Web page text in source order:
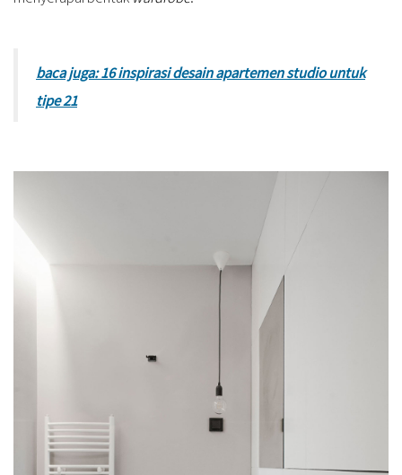
baca juga: 16 inspirasi desain apartemen studio untuk
tipe 21